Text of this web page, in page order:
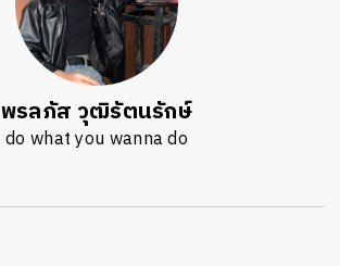
พรลภัส วุฒิรัตนรักษ์
do what you wanna do